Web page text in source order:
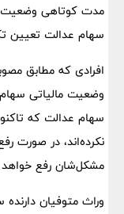
مدت کوتاهی وضعیت
سهام عدالت تعیین
وضعیت مالیاتی
سهام عدالت که
نکرده‌اند، در صورت
مشکل‌شان رفع
وراث متوفیان